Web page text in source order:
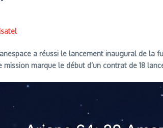
a réussi le lancement inaugural de
mission marque le début d’un contrat de 18